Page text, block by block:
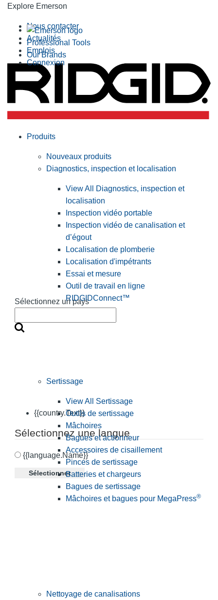
Explore Emerson
Professional Tools
Our Brands
Nous contacter
Actualités
Emplois
Connexion
Sélectionnez un pays
{{country.Text}}
Sélectionnez une langue
{{language.Name}}
Sélectionner
Produits
Nouveaux produits
Diagnostics, inspection et localisation
View All Diagnostics, inspection et
localisation
Inspection vidéo portable
Inspection vidéo de canalisation et
d’égout
Localisation de plomberie
Localisation d'impétrants
Essai et mesure
Outil de travail en ligne
RIDGIDConnect™
Sertissage
View All Sertissage
Outils de sertissage
Mâchoires
Bagues et actionneur
Accessoires de cisaillement
Pinces de sertissage
Batteries et chargeurs
Bagues de sertissage
Mâchoires et bagues pour MegaPress®
Nettoyage de canalisations